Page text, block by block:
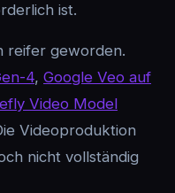
ist.
reifer geworden.
4, Google Veo auf
Video Model
Videoproduktion
nicht vollständig